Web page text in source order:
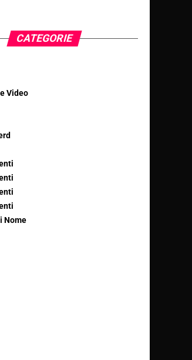
CATEGORIE
Video
Nome